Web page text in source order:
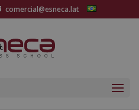
comercial@esneca.lat